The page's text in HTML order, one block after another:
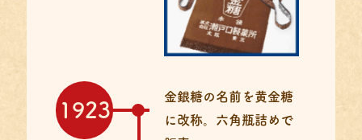
1923
金銀糖の名前を黄金糖
に改称。 六角瓶詰めで